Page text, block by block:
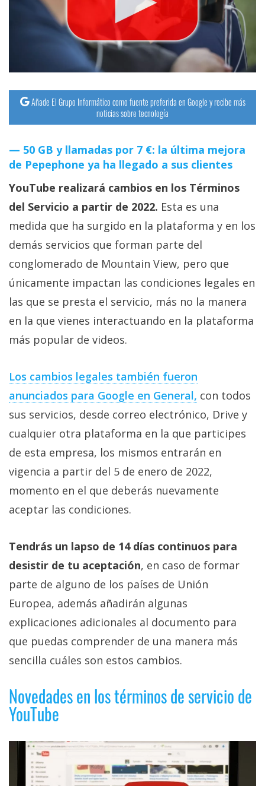
Operadores
Trucos
y
Tutoriales
Sistemas
operativos
Profesional
+
Más
temas
Sorteos
Contacto
/
Sobre
nosotros
/
Publicidad
Cambiar
opciones
privacidad
Aviso
Legal
El medio de
comunicación
digital donde
encontrarás
todas las
tecnología,
móviles,
ordenadores,
apps,
videojuegos,
comparativas,
trucos y
tutoriales.
Añade El Grupo Informático como fuente preferida en Google y recibe más
noticias sobre tecnología
50 GB y llamadas por 7 €: la última mejora
de Pepephone ya ha llegado a sus clientes
YouTube realizará cambios en los Términos
del Servicio a partir de 2022. Esta es una
medida que ha surgido en la plataforma y en los
demás servicios que forman parte del
conglomerado de Mountain View, pero que
únicamente impactan las condiciones legales en
las que se presta el servicio, más no la manera
en la que vienes interactuando en la plataforma
más popular de videos.
Los cambios legales también fueron
anunciados para Google en General, con todos
sus servicios, desde correo electrónico, Drive y
cualquier otra plataforma en la que participes
de esta empresa, los mismos entrarán en
vigencia a partir del 5 de enero de 2022,
momento en el que deberás nuevamente
aceptar las condiciones.
Tendrás un lapso de 14 días continuos para
desistir de tu aceptación, en caso de formar
parte de alguno de los países de Unión
Europea, además añadirán algunas
explicaciones adicionales al documento para
que puedas comprender de una manera más
sencilla cuáles son estos cambios.
Novedades en los términos de servicio de
YouTube